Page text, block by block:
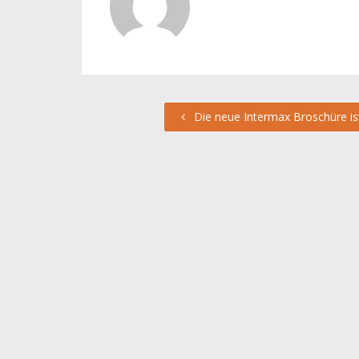
Die neue Intermax Broschüre